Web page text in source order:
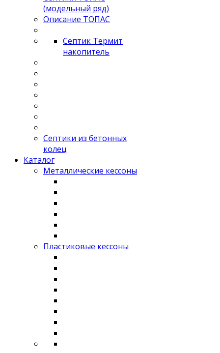
(модельный ряд)
Описание ТОПАС
Септик Термит
накопитель
Септики из бетонных
колец
Каталог
Металлические кессоны
Пластиковые кессоны